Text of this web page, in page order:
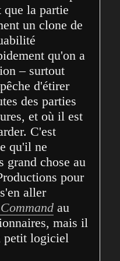
que la partie
qu'on a
– surtout
d'étirer
des parties
et où il est
C'est
qu'il ne
grand chose au
pour
aller
au
mais il
petit logiciel